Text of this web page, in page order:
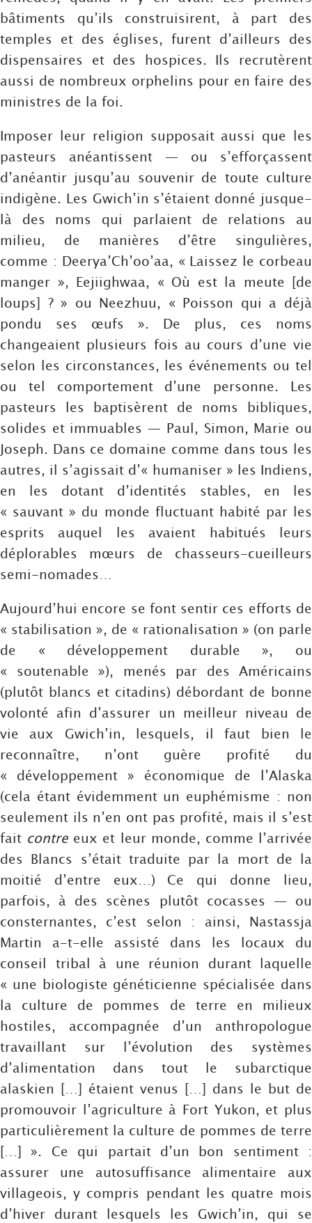
bâtiments qu’ils construisirent, à part des
temples et des églises, furent d’ailleurs des
dispensaires et des hospices. Ils recrutèrent
aussi de nombreux orphelins pour en faire des
ministres de la foi.
Imposer leur religion supposait aussi que les
pasteurs anéantissent — ou s’efforçassent
d’anéantir jusqu’au souvenir de toute culture
indigène. Les Gwich’in s’étaient donné jusque-
là des noms qui parlaient de relations au
milieu, de manières d’être singulières,
comme : Deerya’Ch’oo’aa, « Laissez le corbeau
manger », Eejiighwaa, « Où est la meute [de
loups] ? » ou Neezhuu, « Poisson qui a déjà
pondu ses œufs ». De plus, ces noms
changeaient plusieurs fois au cours d’une vie
selon les circonstances, les événements ou tel
ou tel comportement d’une personne. Les
pasteurs les baptisèrent de noms bibliques,
solides et immuables — Paul, Simon, Marie ou
Joseph. Dans ce domaine comme dans tous les
autres, il s’agissait d’« humaniser » les Indiens,
en les dotant d’identités stables, en les
« sauvant » du monde fluctuant habité par les
esprits auquel les avaient habitués leurs
déplorables mœurs de chasseurs-cueilleurs
semi-nomades…
Aujourd’hui encore se font sentir ces efforts de
« stabilisation », de « rationalisation » (on parle
de « développement durable », ou
« soutenable »), menés par des Américains
(plutôt blancs et citadins) débordant de bonne
volonté afin d’assurer un meilleur niveau de
vie aux Gwich’in, lesquels, il faut bien le
reconnaître, n’ont guère profité du
« développement » économique de l’Alaska
(cela étant évidemment un euphémisme : non
seulement ils n’en ont pas profité, mais il s’est
fait contre eux et leur monde, comme l’arrivée
des Blancs s’était traduite par la mort de la
moitié d’entre eux…) Ce qui donne lieu,
parfois, à des scènes plutôt cocasses — ou
consternantes, c’est selon : ainsi, Nastassja
Martin a-t-elle assisté dans les locaux du
conseil tribal à une réunion durant laquelle
« une biologiste généticienne spécialisée dans
la culture de pommes de terre en milieux
hostiles, accompagnée d’un anthropologue
travaillant sur l’évolution des systèmes
d’alimentation dans tout le subarctique
alaskien […] étaient venus […] dans le but de
promouvoir l’agriculture à Fort Yukon, et plus
particulièrement la culture de pommes de terre
[…] ». Ce qui partait d’un bon sentiment :
assurer une autosuffisance alimentaire aux
villageois, y compris pendant les quatre mois
d’hiver durant lesquels les Gwich’in, qui se